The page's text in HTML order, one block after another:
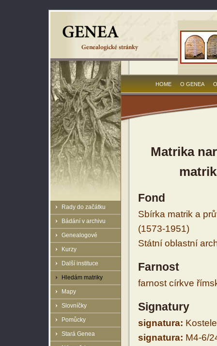
Rady do začátku
Bádání v archivu
Genealogové
Kurzy
Další instituce
Hledám matriky
Mapy
Slovníčky
Pomůcky
Stará Genea
HOME O GENEA
Matrika
Fond
Sbírka matrik a
(1573-1951)
Státní oblastní
Farnost
farnost církve
Signatury
signatura:
signatura: M4-6/